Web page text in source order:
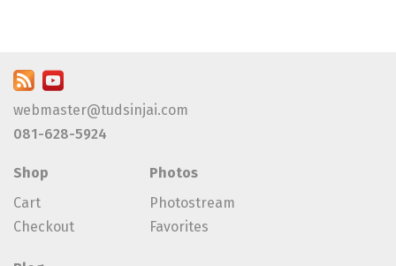
webmaster@tudsinjai.com
081-628-5924
Shop
Cart
Checkout
Photos
Photostream
Favorites